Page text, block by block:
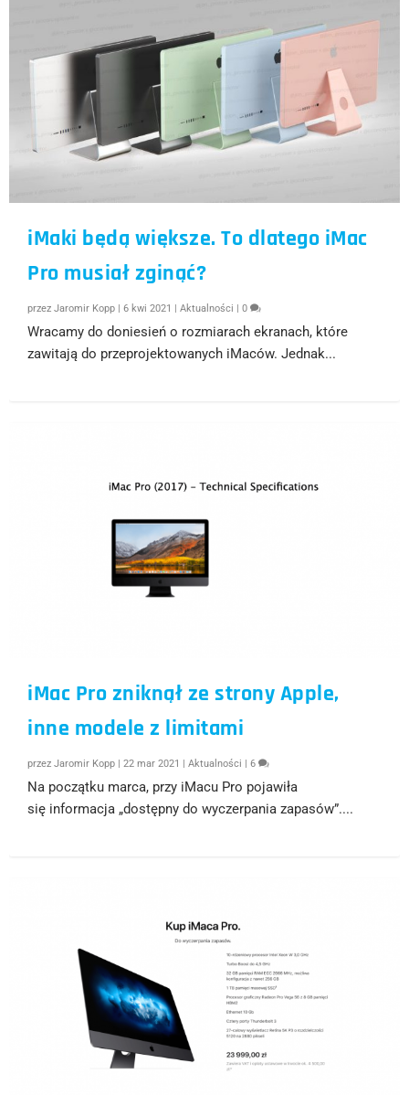
iMaki będą większe. To dlatego iMac
Pro musiał zginąć?
przezJaromir Kopp |6 kwi 2021 |Aktualności |0
Wracamy do doniesień o rozmiarach ekranach, które
zawitają do przeprojektowanych iMaców. Jednak...
iMac Pro zniknął ze strony Apple,
inne modele z limitami
przezJaromir Kopp |22 mar 2021 |Aktualności |6
Na początku marca, przy iMacu Pro pojawiła
się informacja „dostępny do wyczerpania zapasów”....